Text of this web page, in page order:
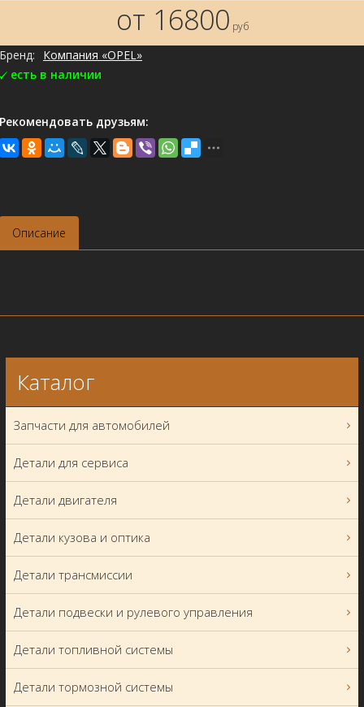
от 16800 руб
Бренд:
Компания «OPEL»
есть в наличии
Рекомендовать друзьям:
Описание
Каталог
Запчасти для автомобилей
Детали для сервиса
Детали двигателя
Детали кузова и оптика
Детали трансмиссии
Детали подвески и рулевого управления
Детали топливной системы
Детали тормозной системы